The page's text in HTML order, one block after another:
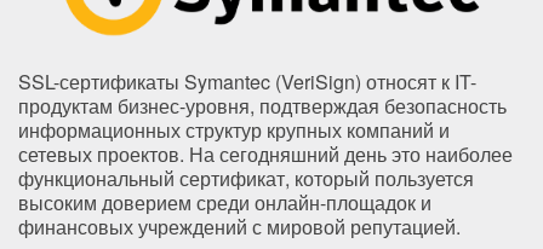
SSL-сертификаты Symantec (VeriSign) относят к IT-
продуктам бизнес-уровня, подтверждая безопасность
информационных структур крупных компаний и
сетевых проектов. На сегодняшний день это наиболее
функциональный сертификат, который пользуется
высоким доверием среди онлайн-площадок и
финансовых учреждений с мировой репутацией.